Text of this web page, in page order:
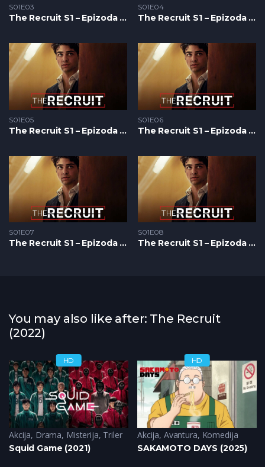
S01E03
The Recruit S1 – Epizoda 03
S01E04
The Recruit S1 – Epizoda 04
S01E05
The Recruit S1 – Epizoda 05
S01E06
The Recruit S1 – Epizoda 06
S01E07
The Recruit S1 – Epizoda 07
S01E08
The Recruit S1 – Epizoda 08
You may also like after: The Recruit
(2022)
HD
Akcija, Drama, Misterija, Triler
Squid Game (2021)
HD
Akcija, Avantura, Komedija
SAKAMOTO DAYS (2025)